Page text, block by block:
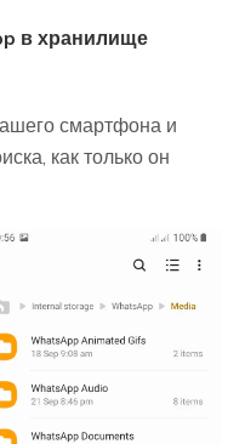
в хранилище
смартфона и
как только он